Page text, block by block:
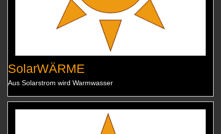
SolarWÄRME
Aus Solarstrom wird Warmwasser